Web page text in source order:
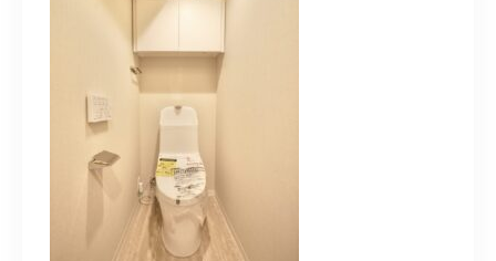
アクセス
03-6909-2648
営業時間 10：00～19：00（定休日 水曜日）